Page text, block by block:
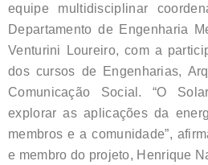
equipe multidisciplinar
Departamento de Engenharia
Venturini Loureiro, com a
dos cursos de Engenharias,
Comunicação Social. “O
explorar as aplicações da
membros e a comunidade”,
e membro do projeto, Henrique